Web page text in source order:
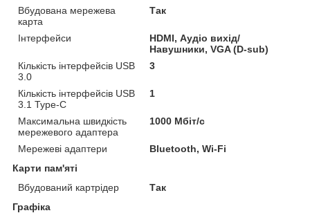
Вбудована мережева
карта
Так
Інтерфейси
HDMI, Аудіо вихід/
Навушники, VGA (D-sub)
Кількість інтерфейсів USB
3.0
3
Кількість інтерфейсів USB
3.1 Type-C
1
Максимальна швидкість
мережевого адаптера
1000 Мбіт/с
Мережеві адаптери
Bluetooth, Wi-Fi
Карти пам'яті
Вбудований картрідер
Так
Графіка